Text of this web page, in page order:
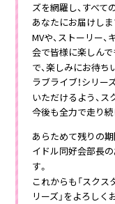
ズを網羅し、すべ
あなたにお届けしま
MVや、ストーリー
会で皆様に楽しん
で、楽しみにお待ち
ラブライブ！シリ
いただけるよう、ス
今後も全力で走り続
あらためて残りの
イドル同好会部長の
す。
これからも「スクス
リーズ」をよろしく